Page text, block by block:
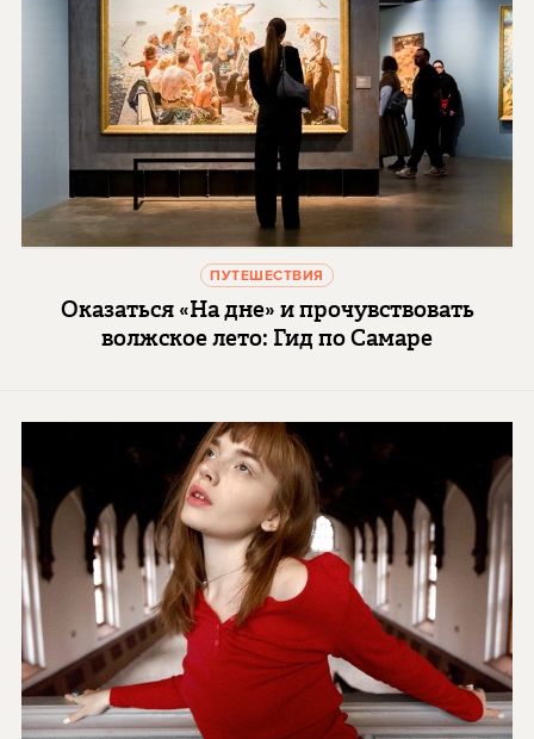
ПУТЕШЕСТВИЯ
Оказаться «На дне» и прочувствовать
волжское лето: Гид по Самаре